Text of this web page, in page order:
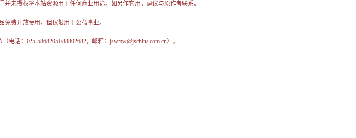
未授权将本站资源用于任何商业用途。如另作它用，建议与原作者联系。
免费开放使用，但仅限用于公益事业。
话：025-58682051/88802682，邮箱：jswmw@jschina.com.cn）。